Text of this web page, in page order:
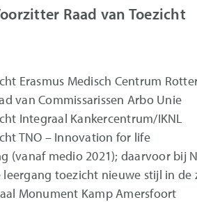
Raad van Toezicht
Erasmus Medisch Centrum
van Commissarissen Arbo Unie
Integraal Kankercentrum/IKNL
TNO – Innovation for life
(vanaf medio 2021); daarvoor bij
toezicht nieuwe stijl in de
Monument Kamp Amersfoort